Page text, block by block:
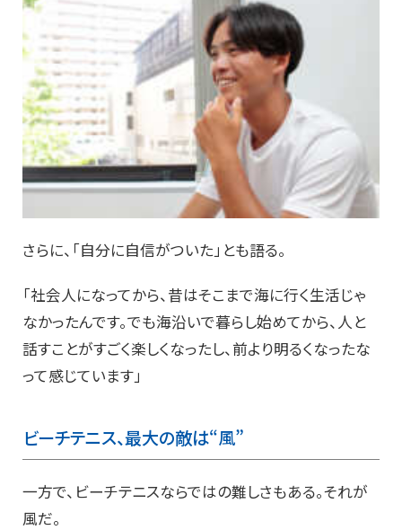
さらに、「自分に自信がついた」とも語る。
「社会人になってから、昔はそこまで海に行く生活じゃ
なかったんです。でも海沿いで暮らし始めてから、人と
話すことがすごく楽しくなったし、前より明るくなったな
って感じています」
ビーチテニス、最大の敵は“風”
一方で、ビーチテニスならではの難しさもある。それが
風だ。